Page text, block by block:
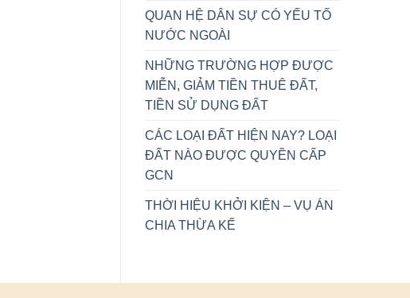
KẾ
QUAN HỆ DÂN SỰ CÓ YẾU TỐ
NƯỚC NGOÀI
NHỮNG TRƯỜNG HỢP ĐƯỢC
MIỄN, GIẢM TIỀN THUÊ ĐẤT,
TIỀN SỬ DỤNG ĐẤT
CÁC LOẠI ĐẤT HIỆN NAY? LOẠI
ĐẤT NÀO ĐƯỢC QUYỀN CẤP
GCN
THỜI HIỆU KHỞI KIỆN – VỤ ÁN
CHIA THỪA KẾ